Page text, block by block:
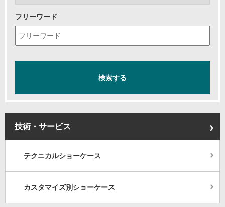
フリーワード
技術・サービス
テクニカルショーケース
カスタマイズ別ショーケース